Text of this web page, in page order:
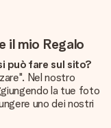
il mio Regalo
può fare sul sito?
Nel nostro
la tue foto
uno dei nostri